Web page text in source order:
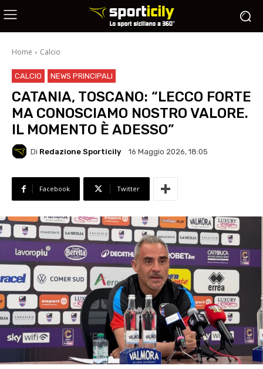
Home Calcio
CALCIO NEWS PRINCIPALI
CATANIA, TOSCANO: “LECCO FORTE
MA CONOSCIAMO NOSTRO VALORE.
IL MOMENTO È ADESSO”
Di Redazione Sporticily 16 Maggio 2026, 18:05
Facebook Twitter